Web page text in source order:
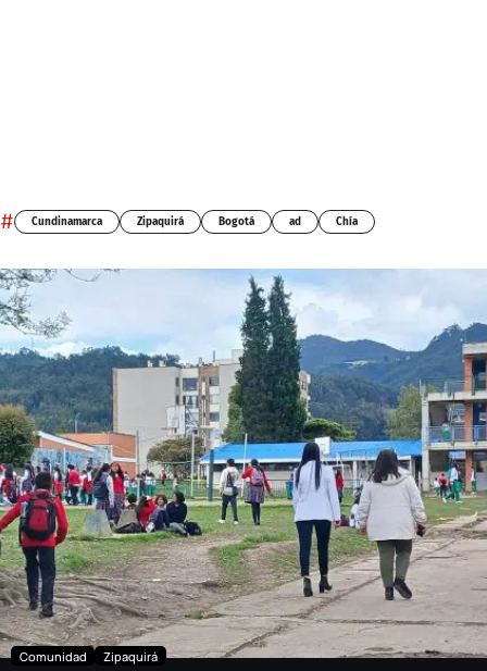
# Cundinamarca Zipaquirá Bogotá ad Chía
Comunidad Zipaquirá